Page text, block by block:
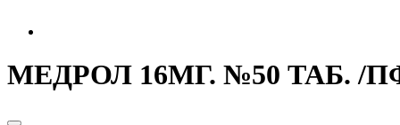
МЕДРОЛ 16МГ. №50 ТАБ. /